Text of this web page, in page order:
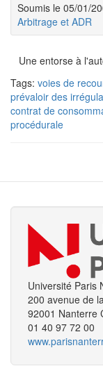
Soumis le 05/01/
Arbitrage et ADR
Une entorse à
Tags: voies de
prévaloir des
contrat de
procédurale
Université Paris
200 avenue de
92001 Nanterre
01 40 97 72 00